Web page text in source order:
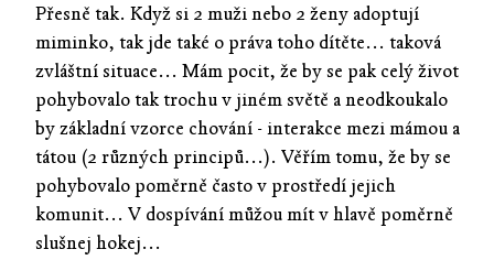
Přesně tak. Když si 2 muži nebo 2 ženy adoptují
miminko, tak jde také o práva toho dítěte... taková
zvláštní situace... Mám pocit, že by se pak celý život
pohybovalo tak trochu v jiném světě a neodkoukalo
by základní vzorce chování - interakce mezi mámou a
tátou (2 různých principů...). Věřím tomu, že by se
pohybovalo poměrně často v prostředí jejich
komunit... V dospívání můžou mít v hlavě poměrně
slušnej hokej...